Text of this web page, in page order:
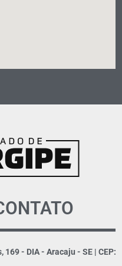
- DIA - Aracaju - SE | CEP: